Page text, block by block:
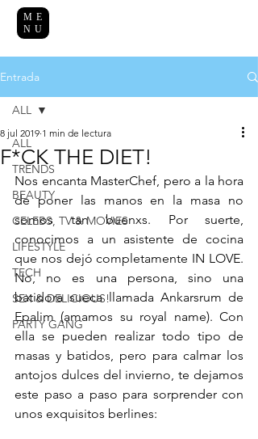
ME
NU
Entrada
ALL
TRENDS
BEAUTY
CELEBS, TV & MOVIES
LIFESTYLE
TECH
SEX & DELICIOUS!
PARTY GANG
ALL
F*CK THE DIET!
8 jul 2019 1 min de lectura
Nos encanta MasterChef, pero a la hora
de poner las manos en la masa no
somos tan buenxs. Por suerte,
conocimos a un asistente de cocina
que nos dejó completamente IN LOVE.
No, no es una persona, sino una
batidora sueca llamada Ankarsrum de
Epalim (amamos su royal name). Con
ella se pueden realizar todo tipo de
masas y batidos, pero para calmar los
antojos dulces del invierno, te dejamos
este paso a paso para sorprender con
unos exquisitos berlines: